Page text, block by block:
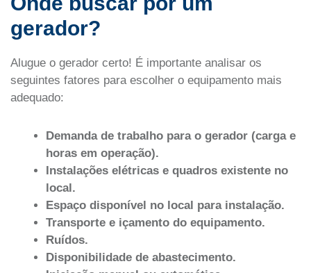
gerador?
Alugue o gerador certo! É importante analisar os
seguintes fatores para escolher o equipamento mais
adequado:
Demanda de trabalho para o gerador (carga e
horas em operação).
Instalações elétricas e quadros existente no
local.
Espaço disponível no local para instalação.
Transporte e içamento do equipamento.
Ruídos.
Disponibilidade de abastecimento.